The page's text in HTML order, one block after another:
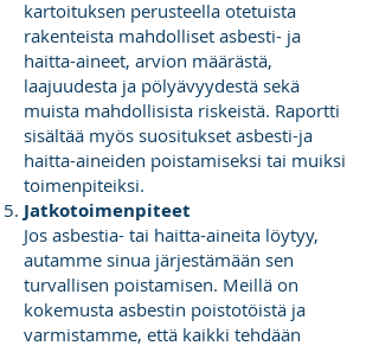
kartoituksen perusteella otetuista
rakenteista mahdolliset asbesti- ja
haitta-aineet, arvion määrästä,
laajuudesta ja pölyävyydestä sekä
muista mahdollisista riskeistä. Raportti
sisältää myös suositukset asbesti-ja
haitta-aineiden poistamiseksi tai muiksi
toimenpiteiksi.
Jatkotoimenpiteet
Jos asbestia- tai haitta-aineita löytyy,
autamme sinua järjestämään sen
turvallisen poistamisen. Meillä on
kokemusta asbestin poistotöistä ja
varmistamme, että kaikki tehdään